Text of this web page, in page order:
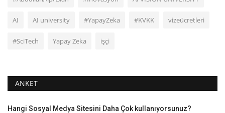
AI AI university #YapayZeka #KVKK vizeücretleri
#SciTech Yapay Zeka işçi
ANKET
Hangi Sosyal Medya Sitesini Daha Çok kullanıyorsunuz?